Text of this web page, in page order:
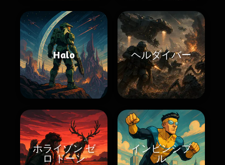
Halo ヘルダイバー
ホライゾン ゼ
ロ ドーン
インビンシブ
ル